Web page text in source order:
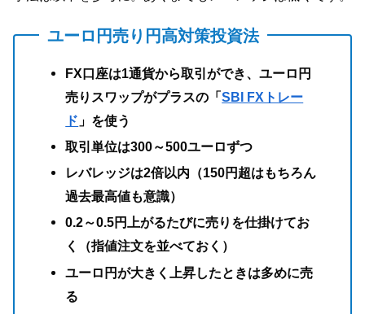
ユーロ円売り円高対策投資法
FX口座は1通貨から取引ができ、ユーロ円
売りスワップがプラスの「SBI FXトレー
ド 」を使う
取引単位は300～500ユーロずつ
レバレッジは2倍以内（150円超はもちろん
過去最高値も意識）
0.2～0.5円上がるたびに売りを仕掛けてお
く（指値注文を並べておく）
ユーロ円が大きく上昇したときは多めに売
る